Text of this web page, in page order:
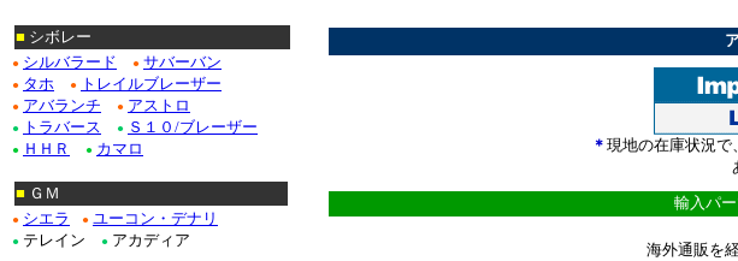
＊ 現地の在庫状況で
輸入パー
海外通販を
■ シボレー
● シルバラード ● サバーバン
● タホ ● トレイルブレーザー
● アバランチ ● アストロ
● トラバース ● Ｓ１０/ブレーザー
● ＨＨＲ ● カマロ
■ ＧＭ
● シエラ ● ユーコン・デナリ
● テレイン ● アカディア